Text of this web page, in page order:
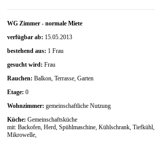
WG Zimmer - normale Miete
verfügbar ab: 15.05.2013
bestehend aus: 1 Frau
gesucht wird: Frau
Rauchen: Balkon, Terrasse, Garten
Etage: 0
Wohnzimmer: gemeinschaftliche Nutzung
Küche: Gemeinschaftsküche
mit: Backofen, Herd, Spühlmaschine, Kühlschrank, Tiefkühl,
Mikrowelle,